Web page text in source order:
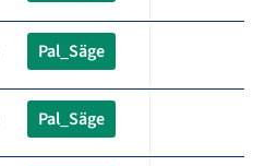
Pal_Säge
Pal_Säge